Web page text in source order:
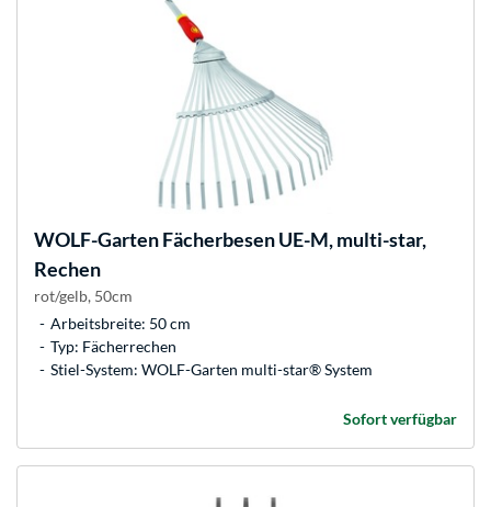
WOLF-GartenFächerbesen UE-M, multi-star,
Rechen
rot/gelb, 50cm
Arbeitsbreite: 50 cm
Typ: Fächerrechen
Stiel-System: WOLF-Garten multi-star® System
Sofort verfügbar